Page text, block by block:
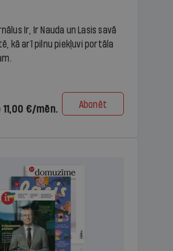
Ir, Ir Nauda un Lasis savā
kā arī pilnu piekļuvi portāla
€/mēn. Abonēt